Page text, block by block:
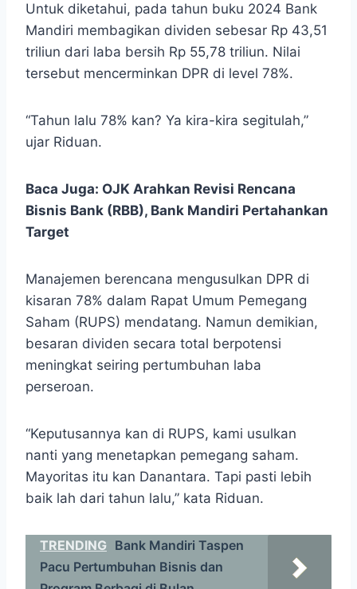
Untuk diketahui, pada tahun buku 2024 Bank
Mandiri membagikan dividen sebesar Rp 43,51
triliun dari laba bersih Rp 55,78 triliun. Nilai
tersebut mencerminkan DPR di level 78%.
“Tahun lalu 78% kan? Ya kira-kira segitulah,”
ujar Riduan.
Baca Juga: OJK Arahkan Revisi Rencana
Bisnis Bank (RBB), Bank Mandiri Pertahankan
Target
Manajemen berencana mengusulkan DPR di
kisaran 78% dalam Rapat Umum Pemegang
Saham (RUPS) mendatang. Namun demikian,
besaran dividen secara total berpotensi
meningkat seiring pertumbuhan laba
perseroan.
“Keputusannya kan di RUPS, kami usulkan
nanti yang menetapkan pemegang saham.
Mayoritas itu kan Danantara. Tapi pasti lebih
baik lah dari tahun lalu,” kata Riduan.
TRENDING Bank Mandiri Taspen
Pacu Pertumbuhan Bisnis dan